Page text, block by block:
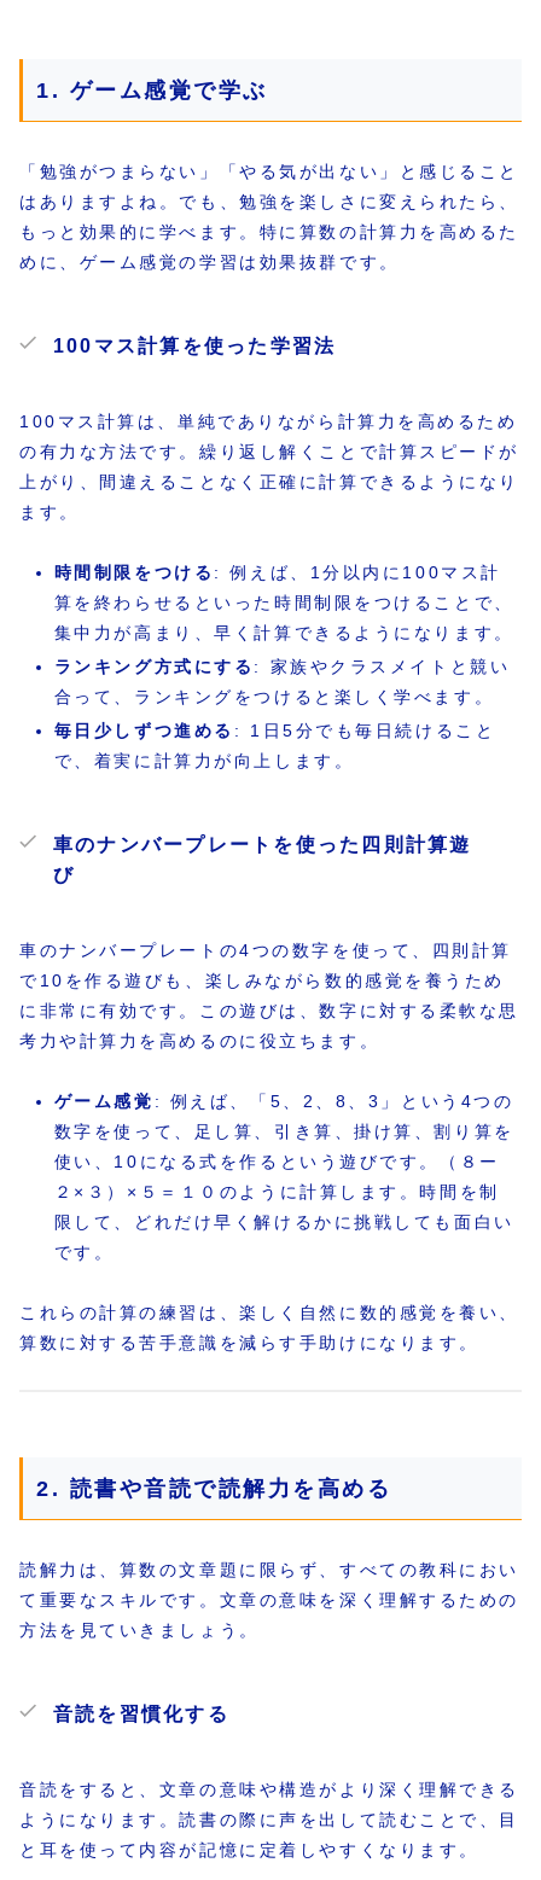
1. ゲーム感覚で学ぶ
「勉強がつまらない」「やる気が出ない」と感じること
はありますよね。でも、勉強を楽しさに変えられたら、
もっと効果的に学べます。特に算数の計算力を高めるた
めに、ゲーム感覚の学習は効果抜群です。
100マス計算を使った学習法
100マス計算は、単純でありながら計算力を高めるため
の有力な方法です。繰り返し解くことで計算スピードが
上がり、間違えることなく正確に計算できるようになり
ます。
時間制限をつける : 例えば、1分以内に100マス計
算を終わらせるといった時間制限をつけることで、
集中力が高まり、早く計算できるようになります。
ランキング方式にする : 家族やクラスメイトと競い
合って、ランキングをつけると楽しく学べます。
毎日少しずつ進める : 1日5分でも毎日続けること
で、着実に計算力が向上します。
車のナンバープレートを使った四則計算遊
び
車のナンバープレートの4つの数字を使って、四則計算
で10を作る遊びも、楽しみながら数的感覚を養うため
に非常に有効です。この遊びは、数字に対する柔軟な思
考力や計算力を高めるのに役立ちます。
ゲーム感覚 : 例えば、「5、2、8、3」という4つの
数字を使って、足し算、引き算、掛け算、割り算を
使い、10になる式を作るという遊びです。（８ー
２×３）×５＝１０のように計算します。時間を制
限して、どれだけ早く解けるかに挑戦しても面白い
です。
これらの計算の練習は、楽しく自然に数的感覚を養い、
算数に対する苦手意識を減らす手助けになります。
2. 読書や音読で読解力を高める
読解力は、算数の文章題に限らず、すべての教科におい
て重要なスキルです。文章の意味を深く理解するための
方法を見ていきましょう。
音読を習慣化する
音読をすると、文章の意味や構造がより深く理解できる
ようになります。読書の際に声を出して読むことで、目
と耳を使って内容が記憶に定着しやすくなります。